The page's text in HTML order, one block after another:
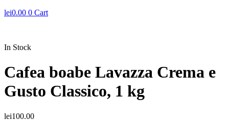
lei0.00 0 Cart
In Stock
Cafea boabe Lavazza Crema e
Gusto Classico, 1 kg
lei100.00